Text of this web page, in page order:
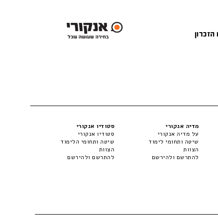
הזכרון
מדיה אנקורי
על מדיה אנקורי
שיטה ותחומי לימוד
הצוות
להתרשם ולהירשם
סטודיו אנקורי
סטודיו אנקורי
שיטה ותחומי הלימוד
הצוות
להתרשם ולהירשם